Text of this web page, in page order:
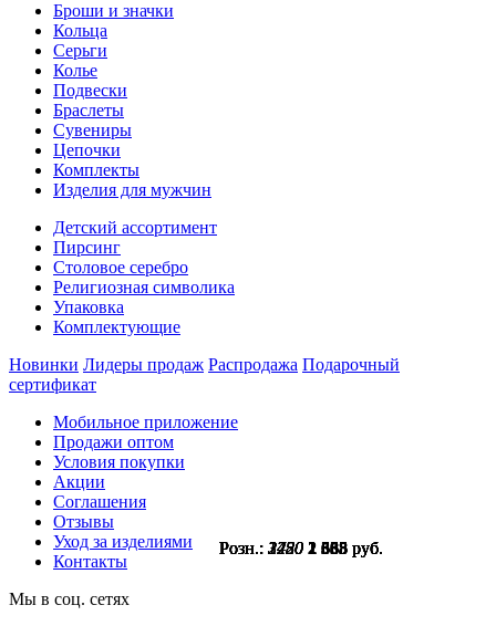
Розн.: 3420 2 565 руб.
Розн.: 3420 2 565 руб.
Розн.: 3420 2 565 руб.
Розн.: 1780 1 335 руб.
Розн.: 1780 1 335 руб.
Розн.: 2250 1 688 руб.
Розн.: 2250 1 688 руб.
Розн.: 2250 1 688 руб.
Броши и значки
Кольца
Серьги
Колье
Подвески
Браслеты
Сувениры
Цепочки
Комплекты
Изделия для мужчин
Детский ассортимент
Пирсинг
Столовое серебро
Религиозная символика
Упаковка
Комплектующие
Новинки Лидеры продаж Распродажа Подарочный
сертификат
Мобильное приложение
Продажи оптом
Условия покупки
Акции
Соглашения
Отзывы
Уход за изделиями
Контакты
Мы в соц. сетях